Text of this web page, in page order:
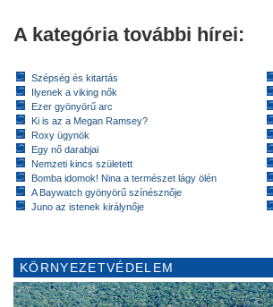
A kategória további hírei:
Szépség és kitartás
Ilyenek a viking nők
Ezer gyönyörű arc
Ki is az a Megan Ramsey?
Roxy ügynök
Egy nő darabjai
Nemzeti kincs született
Bomba idomok! Nina a természet lágy ölén
A Baywatch gyönyörű színésznője
Juno az istenek királynője
KÖRNYEZETVÉDELEM